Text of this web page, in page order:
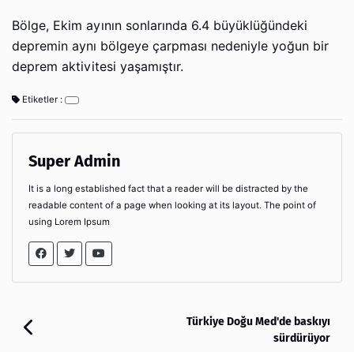
Bölge, Ekim ayının sonlarında 6.4 büyüklüğündeki
depremin aynı bölgeye çarpması nedeniyle yoğun bir
deprem aktivitesi yaşamıştır.
Etiketler :
Super Admin
It is a long established fact that a reader will be distracted by the
readable content of a page when looking at its layout. The point of
using Lorem Ipsum
Türkiye Doğu Med'de baskıyı
sürdürüyor